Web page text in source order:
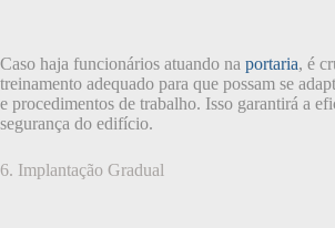
Caso haja funcionários atuando na portaria, é
treinamento adequado para que possam se
e procedimentos de trabalho. Isso garantirá a
segurança do edifício.
6. Implantação Gradual